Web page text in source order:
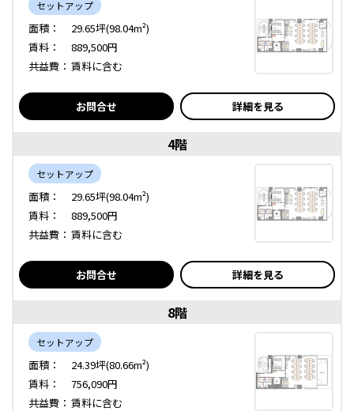
セットアップ
面積：
29.65坪(98.04m²)
賃料：
889,500円
共益費： 賃料に含む
お問合せ 詳細を見る
4階
セットアップ
面積：
29.65坪(98.04m²)
賃料：
889,500円
共益費： 賃料に含む
お問合せ 詳細を見る
8階
セットアップ
面積：
24.39坪(80.66m²)
賃料：
756,090円
共益費： 賃料に含む